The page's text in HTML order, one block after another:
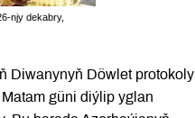
njy dekabry,
Diwanynyň Döwlet protokoly
güni diýlip yglan